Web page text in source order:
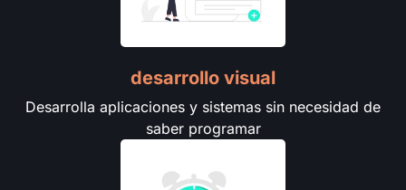
desarrollo visual
Desarrolla aplicaciones y sistemas sin necesidad de
saber programar